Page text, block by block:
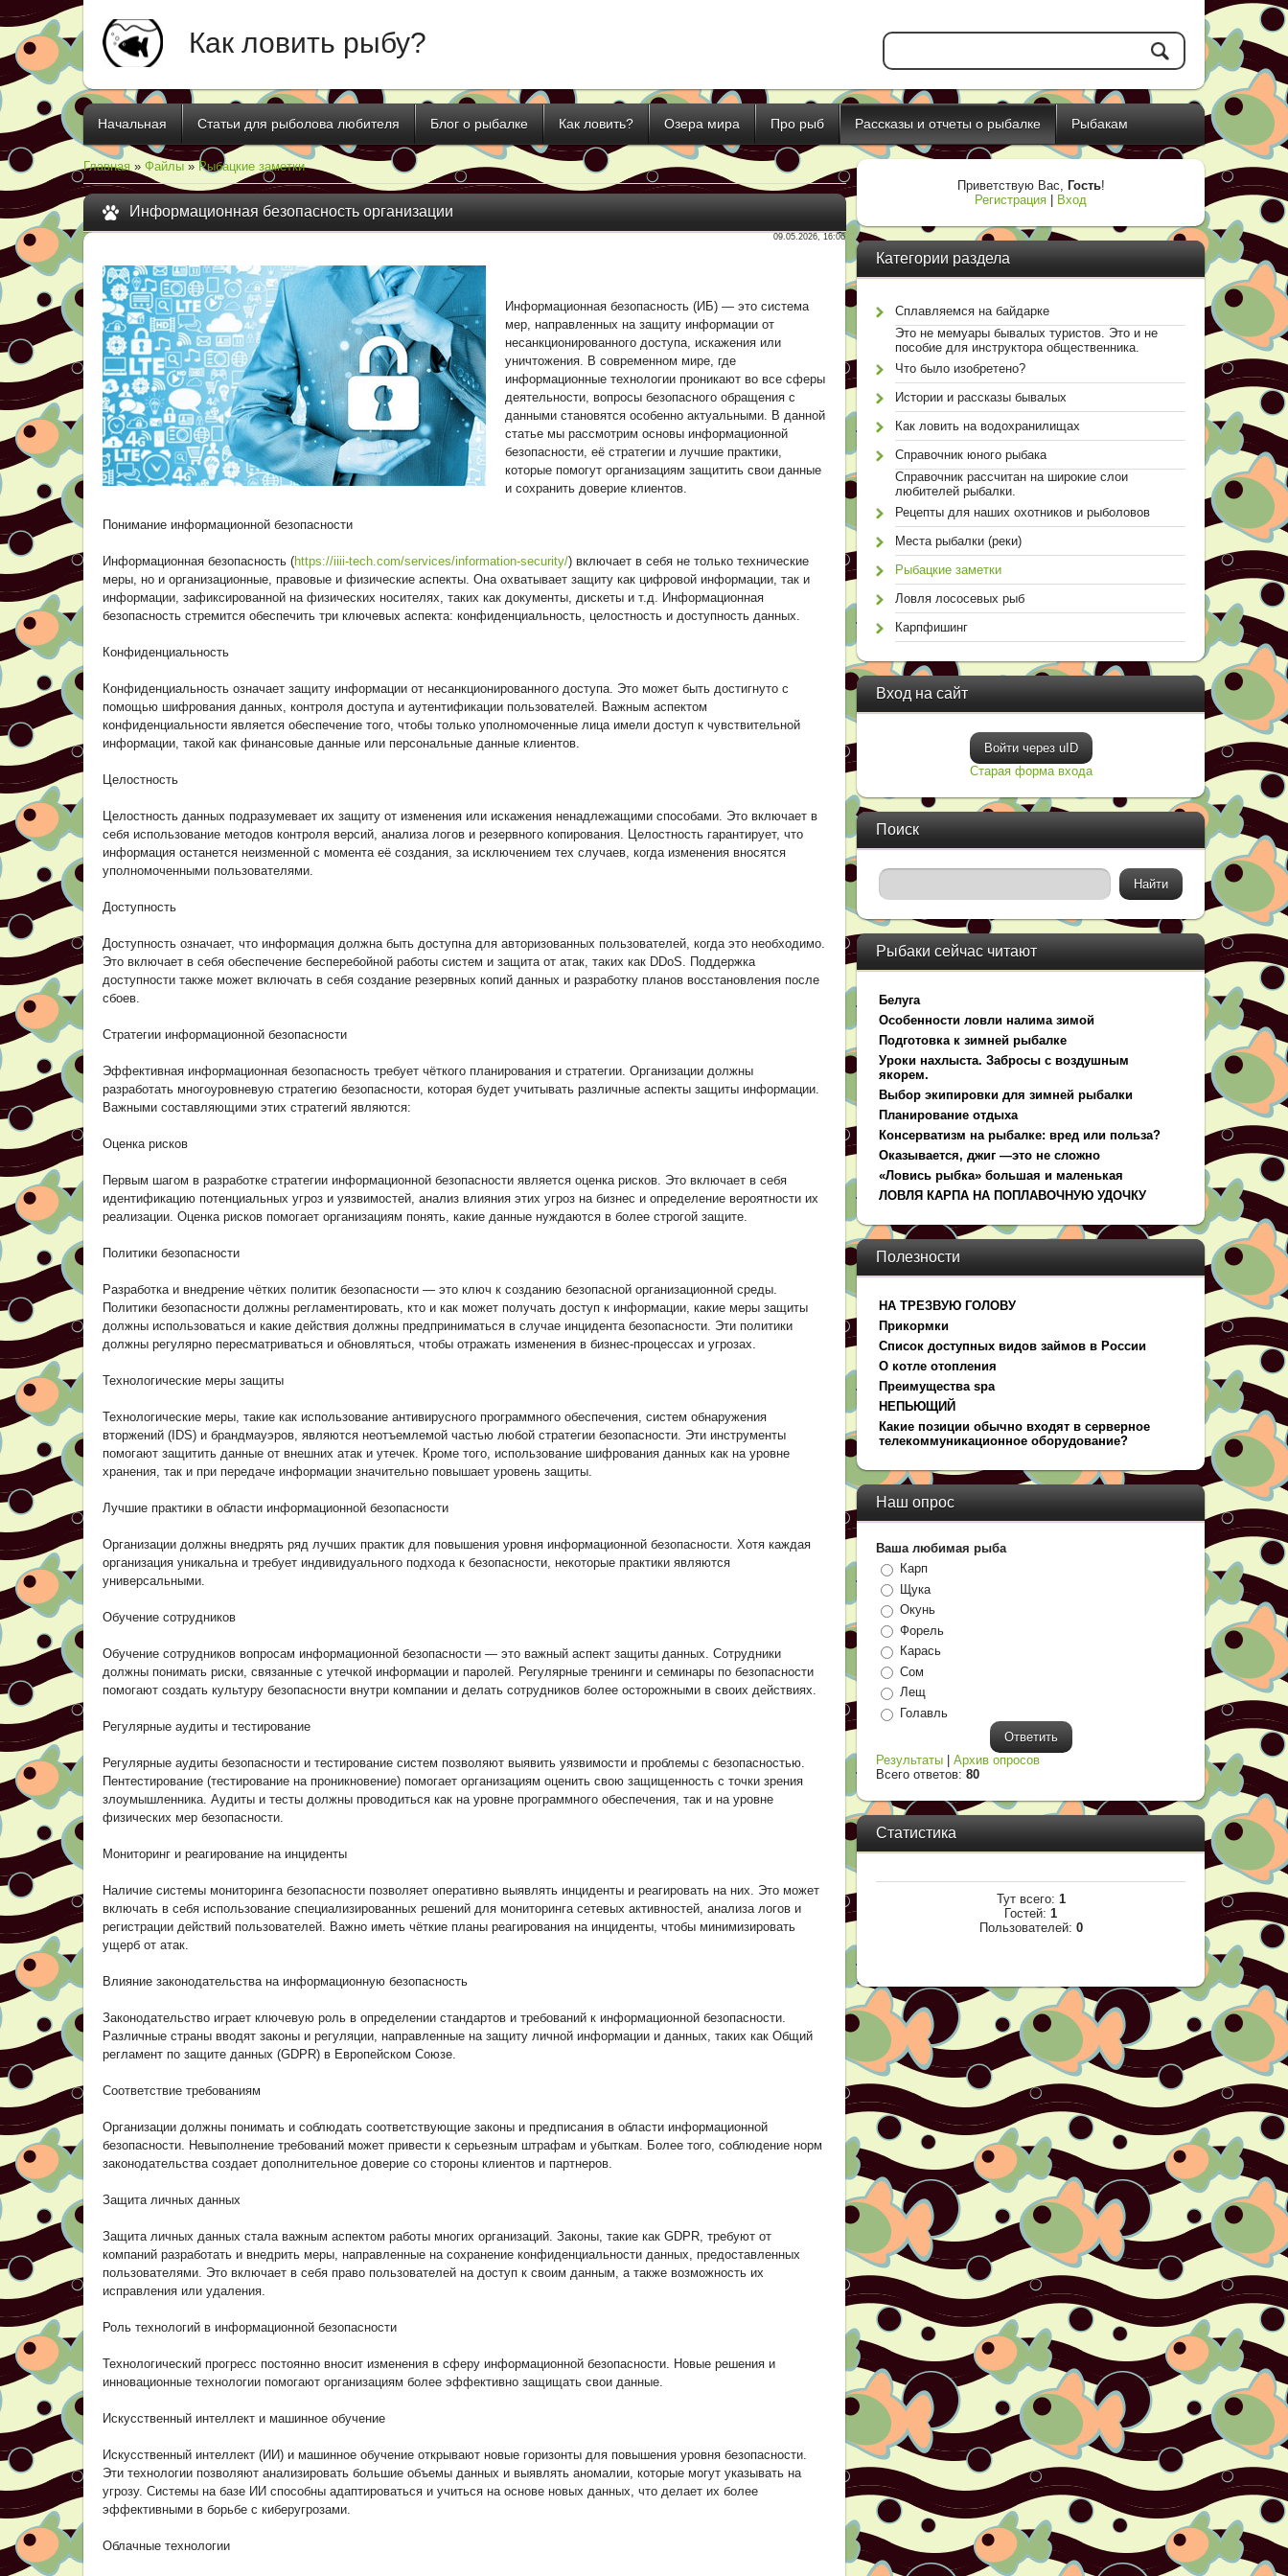
Как ловить рыбу?
Начальная Статьи для рыболова любителя Блог о рыбалке Как ловить? Озера мира Про рыб Рассказы и отчеты о рыбалке Рыбакам
Главная » Файлы » Рыбацкие заметки
Информационная безопасность организации
09.05.2026, 16:06
Информационная безопасность (ИБ) — это система
мер, направленных на защиту информации от
несанкционированного доступа, искажения или
уничтожения. В современном мире, где
информационные технологии проникают во все сферы
деятельности, вопросы безопасного обращения с
данными становятся особенно актуальными. В данной
статье мы рассмотрим основы информационной
безопасности, её стратегии и лучшие практики,
которые помогут организациям защитить свои данные
и сохранить доверие клиентов.
Понимание информационной безопасности
Информационная безопасность (https://iiii-tech.com/services/information-security/) включает в себя не только технические
меры, но и организационные, правовые и физические аспекты. Она охватывает защиту как цифровой информации, так и
информации, зафиксированной на физических носителях, таких как документы, дискеты и т.д. Информационная
безопасность стремится обеспечить три ключевых аспекта: конфиденциальность, целостность и доступность данных.
Конфиденциальность
Конфиденциальность означает защиту информации от несанкционированного доступа. Это может быть достигнуто с
помощью шифрования данных, контроля доступа и аутентификации пользователей. Важным аспектом
конфиденциальности является обеспечение того, чтобы только уполномоченные лица имели доступ к чувствительной
информации, такой как финансовые данные или персональные данные клиентов.
Целостность
Целостность данных подразумевает их защиту от изменения или искажения ненадлежащими способами. Это включает в
себя использование методов контроля версий, анализа логов и резервного копирования. Целостность гарантирует, что
информация останется неизменной с момента её создания, за исключением тех случаев, когда изменения вносятся
уполномоченными пользователями.
Доступность
Доступность означает, что информация должна быть доступна для авторизованных пользователей, когда это необходимо.
Это включает в себя обеспечение бесперебойной работы систем и защита от атак, таких как DDoS. Поддержка
доступности также может включать в себя создание резервных копий данных и разработку планов восстановления после
сбоев.
Стратегии информационной безопасности
Эффективная информационная безопасность требует чёткого планирования и стратегии. Организации должны
разработать многоуровневую стратегию безопасности, которая будет учитывать различные аспекты защиты информации.
Важными составляющими этих стратегий являются:
Оценка рисков
Первым шагом в разработке стратегии информационной безопасности является оценка рисков. Это включает в себя
идентификацию потенциальных угроз и уязвимостей, анализ влияния этих угроз на бизнес и определение вероятности их
реализации. Оценка рисков помогает организациям понять, какие данные нуждаются в более строгой защите.
Политики безопасности
Разработка и внедрение чётких политик безопасности — это ключ к созданию безопасной организационной среды.
Политики безопасности должны регламентировать, кто и как может получать доступ к информации, какие меры защиты
должны использоваться и какие действия должны предприниматься в случае инцидента безопасности. Эти политики
должны регулярно пересматриваться и обновляться, чтобы отражать изменения в бизнес-процессах и угрозах.
Технологические меры защиты
Технологические меры, такие как использование антивирусного программного обеспечения, систем обнаружения
вторжений (IDS) и брандмауэров, являются неотъемлемой частью любой стратегии безопасности. Эти инструменты
помогают защитить данные от внешних атак и утечек. Кроме того, использование шифрования данных как на уровне
хранения, так и при передаче информации значительно повышает уровень защиты.
Лучшие практики в области информационной безопасности
Организации должны внедрять ряд лучших практик для повышения уровня информационной безопасности. Хотя каждая
организация уникальна и требует индивидуального подхода к безопасности, некоторые практики являются
универсальными.
Обучение сотрудников
Обучение сотрудников вопросам информационной безопасности — это важный аспект защиты данных. Сотрудники
должны понимать риски, связанные с утечкой информации и паролей. Регулярные тренинги и семинары по безопасности
помогают создать культуру безопасности внутри компании и делать сотрудников более осторожными в своих действиях.
Регулярные аудиты и тестирование
Регулярные аудиты безопасности и тестирование систем позволяют выявить уязвимости и проблемы с безопасностью.
Пентестирование (тестирование на проникновение) помогает организациям оценить свою защищенность с точки зрения
злоумышленника. Аудиты и тесты должны проводиться как на уровне программного обеспечения, так и на уровне
физических мер безопасности.
Мониторинг и реагирование на инциденты
Наличие системы мониторинга безопасности позволяет оперативно выявлять инциденты и реагировать на них. Это может
включать в себя использование специализированных решений для мониторинга сетевых активностей, анализа логов и
регистрации действий пользователей. Важно иметь чёткие планы реагирования на инциденты, чтобы минимизировать
ущерб от атак.
Влияние законодательства на информационную безопасность
Законодательство играет ключевую роль в определении стандартов и требований к информационной безопасности.
Различные страны вводят законы и регуляции, направленные на защиту личной информации и данных, таких как Общий
регламент по защите данных (GDPR) в Европейском Союзе.
Соответствие требованиям
Организации должны понимать и соблюдать соответствующие законы и предписания в области информационной
безопасности. Невыполнение требований может привести к серьезным штрафам и убыткам. Более того, соблюдение норм
законодательства создает дополнительное доверие со стороны клиентов и партнеров.
Защита личных данных
Защита личных данных стала важным аспектом работы многих организаций. Законы, такие как GDPR, требуют от
компаний разработать и внедрить меры, направленные на сохранение конфиденциальности данных, предоставленных
пользователями. Это включает в себя право пользователей на доступ к своим данным, а также возможность их
исправления или удаления.
Роль технологий в информационной безопасности
Технологический прогресс постоянно вносит изменения в сферу информационной безопасности. Новые решения и
инновационные технологии помогают организациям более эффективно защищать свои данные.
Искусственный интеллект и машинное обучение
Искусственный интеллект (ИИ) и машинное обучение открывают новые горизонты для повышения уровня безопасности.
Эти технологии позволяют анализировать большие объемы данных и выявлять аномалии, которые могут указывать на
угрозу. Системы на базе ИИ способны адаптироваться и учиться на основе новых данных, что делает их более
эффективными в борьбе с киберугрозами.
Облачные технологии
Приветствую Вас, Гость!
Регистрация
Вход
Категории раздела
Сплавляемся на байдарке
Это не мемуары бывалых туристов. Это и не
пособие для инструктора общественника.
Что было изобретено?
Истории и рассказы бывалых
Как ловить на водохранилищах
Справочник юного рыбака
Справочник рассчитан на широкие слои
любителей рыбалки.
Рецепты для наших охотников и рыболовов
Места рыбалки (реки)
Рыбацкие заметки
Ловля лососевых рыб
Карпфишинг
Вход на сайт
Войти через uID
Старая форма входа
Поиск
Рыбаки сейчас читают
Белуга
Особенности ловли налима зимой
Подготовка к зимней рыбалке
Уроки нахлыста. Забросы с воздушным
якорем.
Выбор экипировки для зимней рыбалки
Планирование отдыха
Консерватизм на рыбалке: вред или польза?
Оказывается, джиг —это не сложно
«Ловись рыбка» большая и маленькая
ЛОВЛЯ КАРПА НА ПОПЛАВОЧНУЮ УДОЧКУ
Полезности
НА ТРЕЗВУЮ ГОЛОВУ
Прикормки
Список доступных видов займов в России
О котле отопления
Преимущества spa
НЕПЬЮЩИЙ
Какие позиции обычно входят в серверное
телекоммуникационное оборудование?
Наш опрос
Ваша любимая рыба
Карп
Щука
Окунь
Форель
Карась
Сом
Лещ
Голавль
Результаты |Архив опросов
Всего ответов:80
Статистика
Тут всего: 1
Гостей: 1
Пользователей: 0